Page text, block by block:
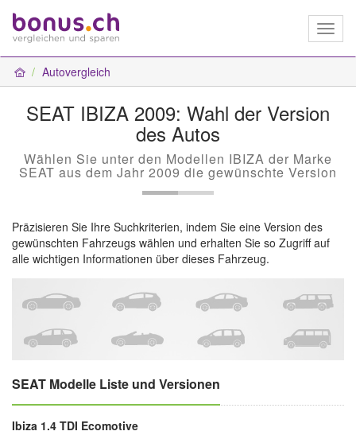
Autovergleich
SEAT IBIZA 2009: Wahl der Version
des Autos
Wählen Sie unter den Modellen IBIZA der Marke
SEAT aus dem Jahr 2009 die gewünschte Version
Präzisieren Sie Ihre Suchkriterien, indem Sie eine Version des
gewünschten Fahrzeugs wählen und erhalten Sie so Zugriff auf
alle wichtigen Informationen über dieses Fahrzeug.
SEAT Modelle Liste und Versionen
Ibiza 1.4 TDI Ecomotive